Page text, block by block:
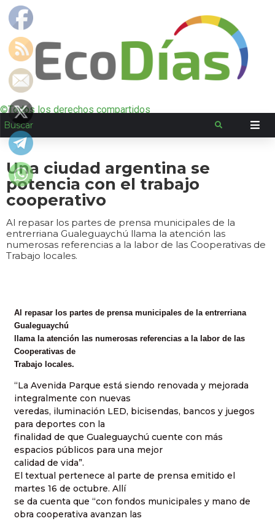
©Todos los derechos compartidos
Una ciudad argentina se
potencia con el trabajo
cooperativo
Al repasar los partes de prensa municipales de la
entrerriana Gualeguaychú llama la atención las
numerosas referencias a la labor de las Cooperativas de
Trabajo locales.
Al repasar los partes de prensa municipales de la entrerriana
Gualeguaychú
llama la atención las numerosas referencias a la labor de las
Cooperativas de
Trabajo locales.
“La Avenida Parque está siendo renovada y mejorada
integralmente con nuevas
veredas, iluminación LED, bicisendas, bancos y juegos
para deportes con la
finalidad de que Gualeguaychú cuente con más
espacios públicos para una mejor
calidad de vida”.
El textual pertenece al parte de prensa emitido el
martes 16 de octubre. Allí
se da cuenta que “con fondos municipales y mano de
obra cooperativa avanzan las